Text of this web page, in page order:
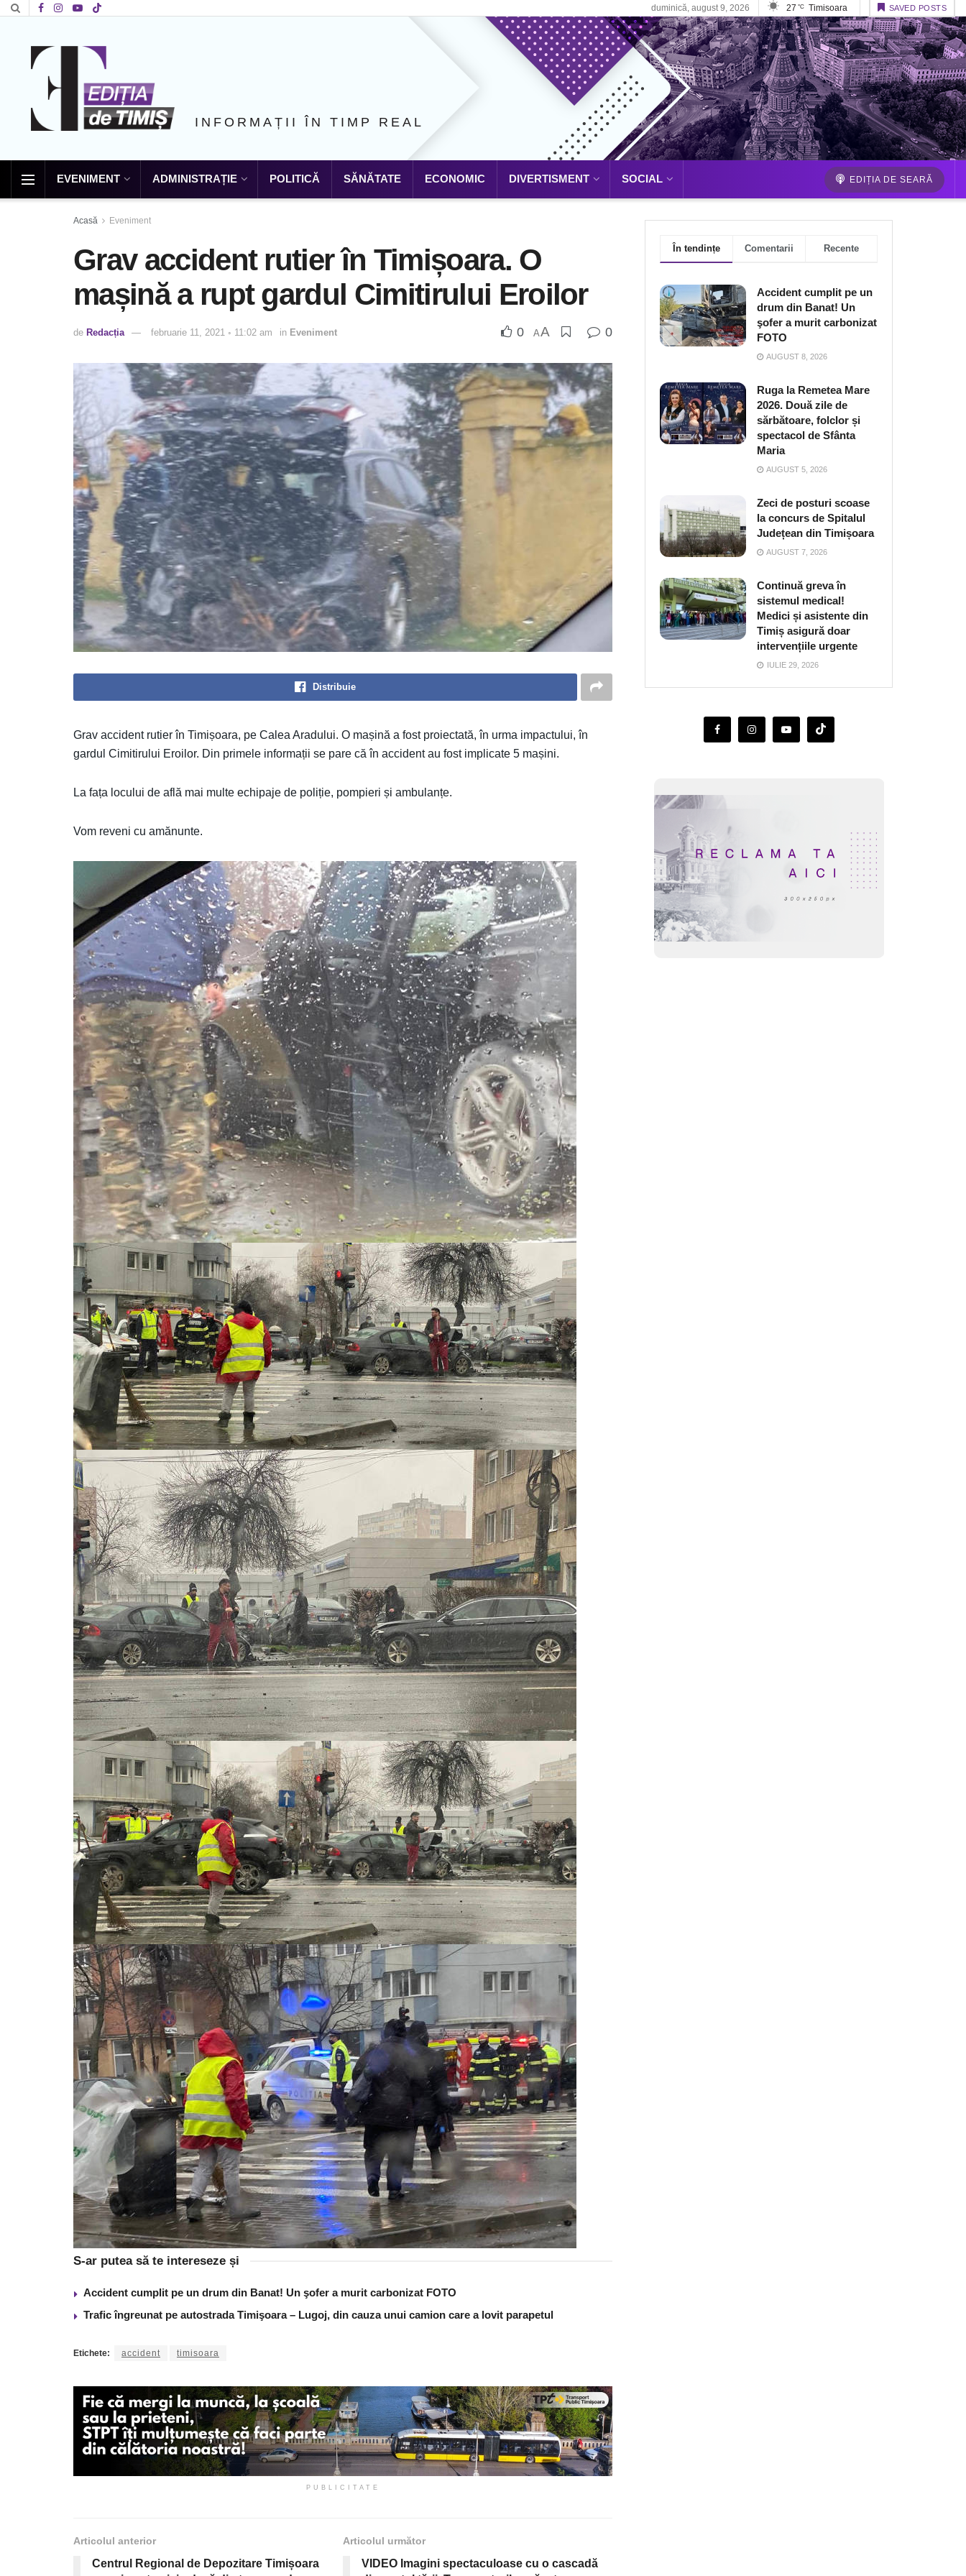
duminică, august 9, 2026 27 °C Timisoara SAVED POSTS
INFORMAȚII ÎN TIMP REAL
EVENIMENT ADMINISTRAȚIE POLITICĂ SĂNĂTATE ECONOMIC DIVERTISMENT SOCIAL EDIȚIA DE SEARĂ
Acasă Eveniment
Grav accident rutier în Timișoara. O
mașină a rupt gardul Cimitirului Eroilor
de Redacția februarie 11, 2021 ◦ 11:02 am in Eveniment 0 AA 0
Distribuie
Grav accident rutier în Timișoara, pe Calea Aradului. O mașină a fost proiectată, în urma impactului, în
gardul Cimitirului Eroilor. Din primele informații se pare că în accident au fost implicate 5 mașini.
La fața locului de află mai multe echipaje de poliție, pompieri și ambulanțe.
Vom reveni cu amănunte.
S-ar putea să te intereseze și
Accident cumplit pe un drum din Banat! Un şofer a murit carbonizat FOTO
Trafic îngreunat pe autostrada Timişoara – Lugoj, din cauza unui camion care a lovit parapetul
Etichete: accident timisoara
PUBLICITATE
Articolul anterior
Centrul Regional de Depozitare Timișoara
Articolul următor
VIDEO Imagini spectaculoase cu o cascadă
În tendințe Comentarii Recente
Accident cumplit pe un
drum din Banat! Un
şofer a murit carbonizat
FOTO
AUGUST 8, 2026
Ruga la Remetea Mare
2026. Două zile de
sărbătoare, folclor și
spectacol de Sfânta
Maria
AUGUST 5, 2026
Zeci de posturi scoase
la concurs de Spitalul
Județean din Timișoara
AUGUST 7, 2026
Continuă greva în
sistemul medical!
Medici și asistente din
Timiș asigură doar
intervențiile urgente
IULIE 29, 2026